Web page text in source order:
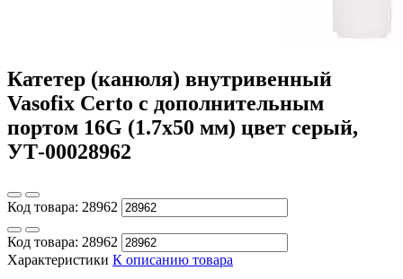
Катетер (канюля) внутривенный
Vasofix Certo с дополнительным
портом 16G (1.7x50 мм) цвет серый,
УТ-00028962
Код товара: 28962
Код товара: 28962
Характеристики К описанию товара